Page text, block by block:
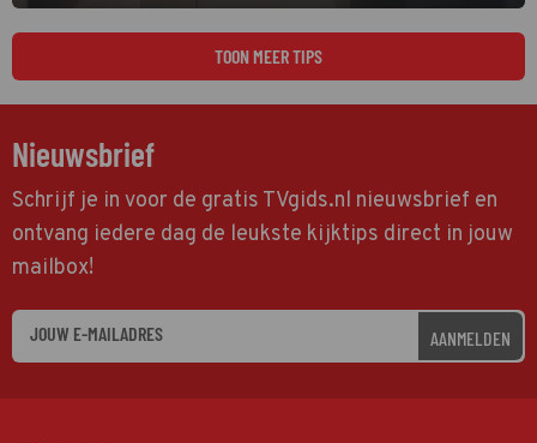
TOON MEER TIPS
Nieuwsbrief
Schrijf je in voor de gratis TVgids.nl nieuwsbrief en
ontvang iedere dag de leukste kijktips direct in jouw
mailbox!
AANMELDEN